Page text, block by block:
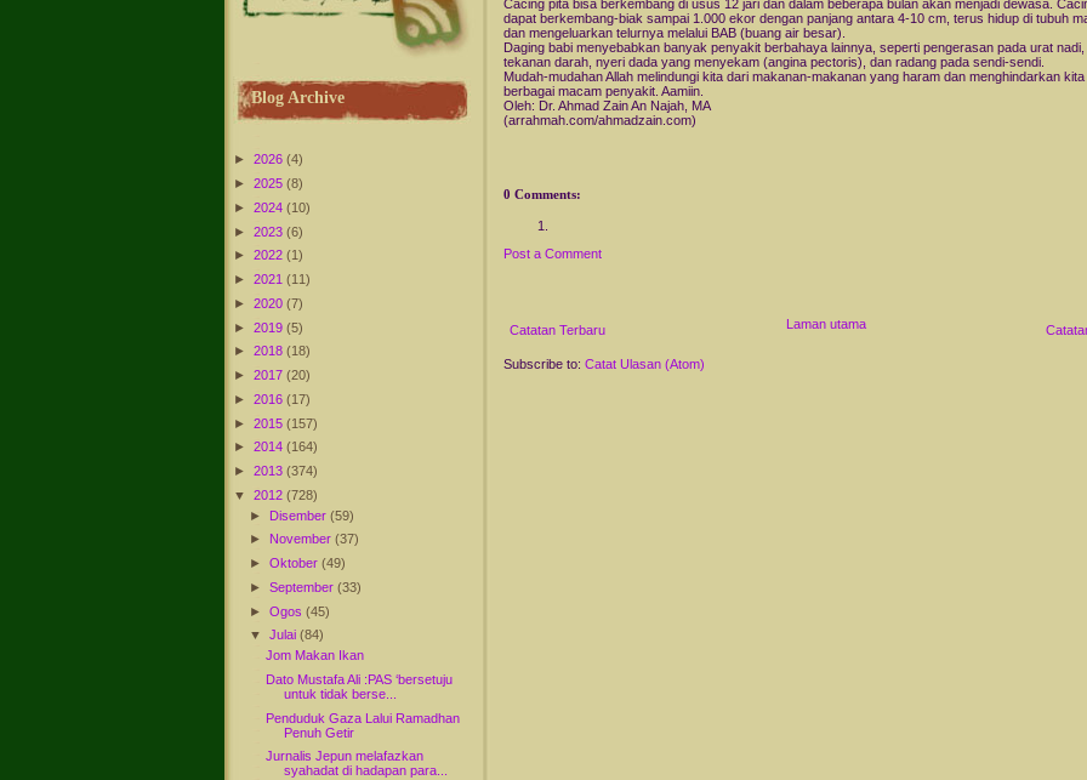
Blog Archive
► 2026 (4)
► 2025 (8)
► 2024 (10)
► 2023 (6)
► 2022 (1)
► 2021 (11)
► 2020 (7)
► 2019 (5)
► 2018 (18)
► 2017 (20)
► 2016 (17)
► 2015 (157)
► 2014 (164)
► 2013 (374)
▼
2012 (728)
► Disember(59)
► November(37)
►Oktober(49)
►September(33)
►Ogos(45)
▼
Julai(84)
Jom Makan Ikan
Dato Mustafa Ali :PAS ‘bersetuju
untuk tidak berse...
Penduduk Gaza Lalui Ramadhan
Penuh Getir
Jurnalis Jepun melafazkan
syahadat di hadapan para...
Cacing pita bisa berkembang di usus 12 jari dan dalam beberapa bulan akan menjadi dewasa.
dapat berkembang-biak sampai 1.000 ekor dengan panjang antara 4-10 cm, terus hidup di tubuh
dan mengeluarkan telurnya melalui BAB (buang air besar).
Daging babi menyebabkan banyak penyakit berbahaya lainnya, seperti pengerasan pada urat
tekanan darah, nyeri dada yang menyekam (angina pectoris), dan radang pada sendi-sendi.
Mudah-mudahan Allah melindungi kita dari makanan-makanan yang haram dan menghindarkan kita
berbagai macam penyakit. Aamiin.
Oleh: Dr. Ahmad Zain An Najah, MA
(arrahmah.com/ahmadzain.com)
0 Comments:
Post a Comment
Catatan Terbaru Laman utama
Subscribe to: Catat Ulasan (Atom)